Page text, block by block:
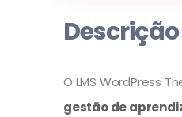
Descrição
O LMS WordPress
gestão de